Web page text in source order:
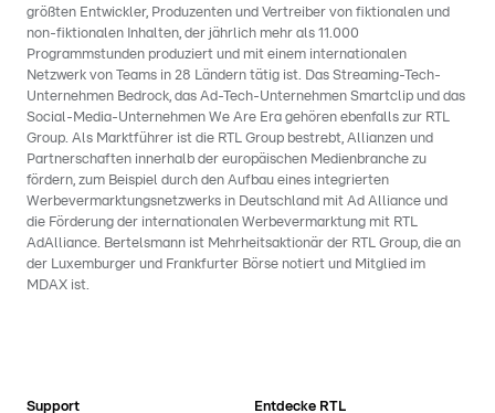
größten Entwickler, Produzenten und Vertreiber von fiktionalen und
non-fiktionalen Inhalten, der jährlich mehr als 11.000
Programmstunden produziert und mit einem internationalen
Netzwerk von Teams in 28 Ländern tätig ist. Das Streaming-Tech-
Unternehmen Bedrock, das Ad-Tech-Unternehmen Smartclip und das
Social-Media-Unternehmen We Are Era gehören ebenfalls zur RTL
Group. Als Marktführer ist die RTL Group bestrebt, Allianzen und
Partnerschaften innerhalb der europäischen Medienbranche zu
fördern, zum Beispiel durch den Aufbau eines integrierten
Werbevermarktungsnetzwerks in Deutschland mit Ad Alliance und
die Förderung der internationalen Werbevermarktung mit RTL
AdAlliance. Bertelsmann ist Mehrheitsaktionär der RTL Group, die an
der Luxemburger und Frankfurter Börse notiert und Mitglied im
MDAX ist.
Support Entdecke RTL